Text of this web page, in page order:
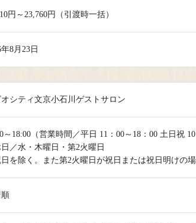
円～23,760円（引渡時一括）
年8月23日
オシティ文京小石川ゲストサロン
～18:00（営業時間／平日 11：00～18：00 土日祝
／水・木曜日・第2火曜日
日を除く。また第2火曜日が祝日または祝日明けの